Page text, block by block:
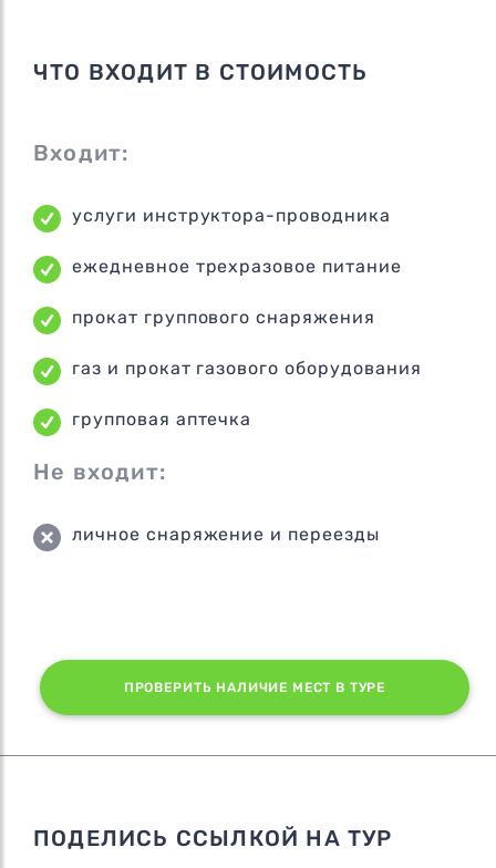
ЧТО ВХОДИТ В СТОИМОСТЬ
Входит:
услуги инструктора-проводника
ежедневное трехразовое питание
прокат группового снаряжения
газ и прокат газового оборудования
групповая аптечка
Не входит:
личное снаряжение и переезды
ПРОВЕРИТЬ НАЛИЧИЕ МЕСТ В ТУРЕ
ПОДЕЛИСЬ ССЫЛКОЙ НА ТУР